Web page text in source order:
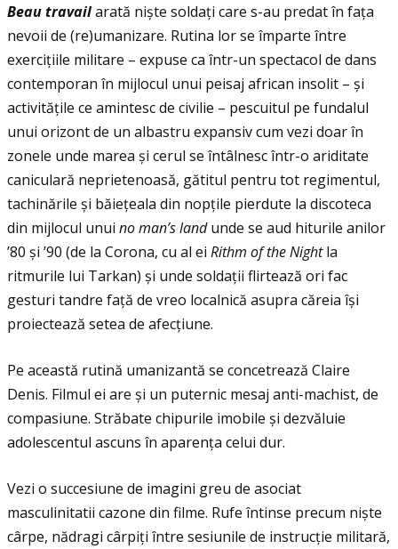
Beau travailarată niște soldaţi care s-au predat în faţa
nevoii de (re)umanizare. Rutina lor se împarte între
exerciţiile militare – expuse ca într-un spectacol de dans
contemporan în mijlocul unui peisaj african insolit – și
activităţile ce amintesc de civilie – pescuitul pe fundalul
unui orizont de un albastru expansiv cum vezi doar în
zonele unde marea și cerul se întâlnesc într-o ariditate
caniculară neprietenoasă, gătitul pentru tot regimentul,
tachinările și băieţeala din nopţile pierdute la discoteca
din mijlocul unui no man’s landunde se aud hiturile anilor
’80 și ’90 (de la Corona, cu al ei Rithm of the Nightla
ritmurile lui Tarkan) și unde soldaţii flirtează ori fac
gesturi tandre faţă de vreo localnică asupra căreia își
proiectează setea de afecţiune.
Pe această rutină umanizantă se concetrează Claire
Denis. Filmul ei are și un puternic mesaj anti-machist, de
compasiune. Străbate chipurile imobile și dezvăluie
adolescentul ascuns în aparenţa celui dur.
Vezi o succesiune de imagini greu de asociat
masculinitatii cazone din filme. Rufe întinse precum niște
cârpe, nădragi cârpiţi între sesiunile de instrucţie militară,